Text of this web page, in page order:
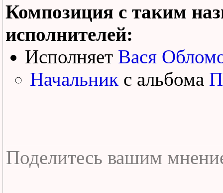
Композиция с таким
исполнителей:
Исполняет Вася
Начальник с альбома